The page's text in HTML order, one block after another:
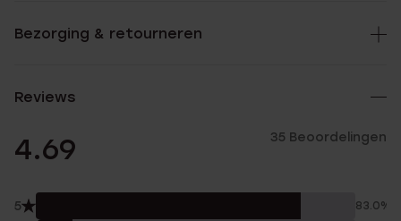
Bezorging & retourneren
Reviews
4.69 35 Beoordelingen
5 83.0%